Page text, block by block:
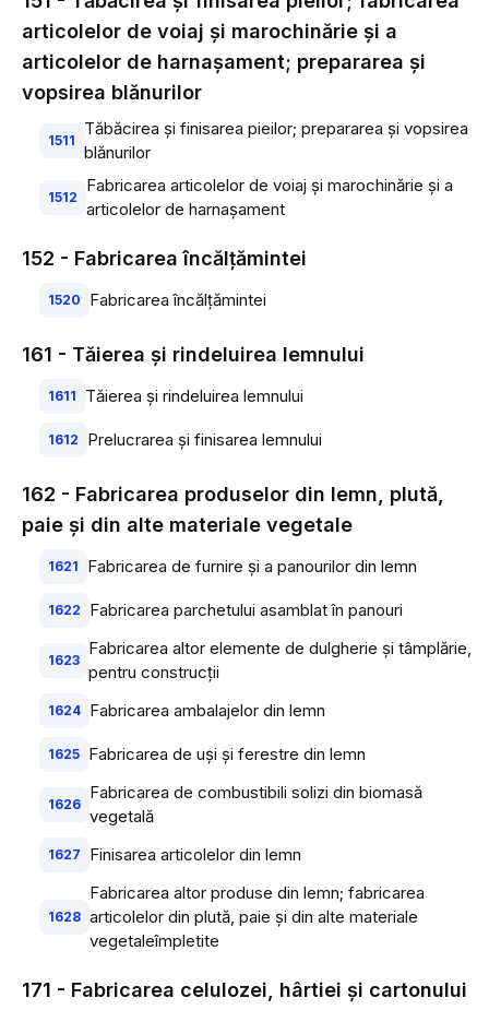
articolelor de voiaj şi marochinărie şi a
articolelor de harnaşament; prepararea şi
vopsirea blănurilor
1511
Tăbăcirea şi finisarea pieilor; prepararea şi vopsirea
blănurilor
1512
Fabricarea articolelor de voiaj şi marochinărie şi a
articolelor de harnaşament
152 - Fabricarea încălţămintei
1520 Fabricarea încălţămintei
161 - Tăierea şi rindeluirea lemnului
1611 Tăierea şi rindeluirea lemnului
1612 Prelucrarea şi finisarea lemnului
162 - Fabricarea produselor din lemn, plută,
paie şi din alte materiale vegetale
1621 Fabricarea de furnire şi a panourilor din lemn
1622 Fabricarea parchetului asamblat în panouri
1623
Fabricarea altor elemente de dulgherie şi tâmplărie,
pentru construcţii
1624 Fabricarea ambalajelor din lemn
1625 Fabricarea de uşi şi ferestre din lemn
1626
Fabricarea de combustibili solizi din biomasă
vegetală
1627 Finisarea articolelor din lemn
1628
Fabricarea altor produse din lemn; fabricarea
articolelor din plută, paie şi din alte materiale
vegetaleîmpletite
171 - Fabricarea celulozei, hârtiei şi cartonului